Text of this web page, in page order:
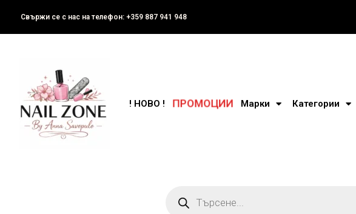
Свържи се с нас на телефон: +359 887 941 948
! НОВО ! ПРОМОЦИИ Марки Категории